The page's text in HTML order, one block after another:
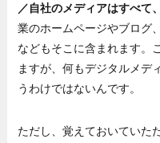
／自社のメディアはすべて
業のホームページやブログ
などもそこに含まれます。
ますが、何もデジタルメデ
うわけではないんです。
ただし、覚えておいていた